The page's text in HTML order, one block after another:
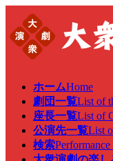
テ
ゲ
ホームHome
劇団一覧List of
座長一覧List of
公演先一覧List
検索Performance